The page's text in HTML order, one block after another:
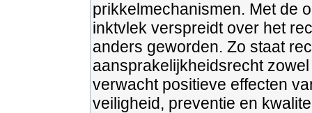
prikkelmechanismen. Met de
inktvlek verspreidt over het
anders geworden. Zo staat
aansprakelijkheidsrecht
verwacht positieve effecten
veiligheid, preventie en